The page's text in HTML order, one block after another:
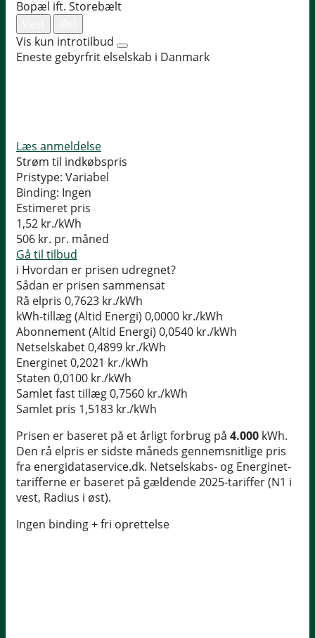
Bopæl ift. Storebælt
Vis kun introtilbud
Eneste gebyrfrit elselskab i Danmark
Læs anmeldelse
Strøm til indkøbspris
Pristype: Variabel
Binding: Ingen
Estimeret pris
1,52 kr./kWh
506 kr. pr. måned
Gå til tilbud
i Hvordan er prisen udregnet?
Sådan er prisen sammensat
Rå elpris 0,7623 kr./kWh
kWh-tillæg (Altid Energi) 0,0000 kr./kWh
Abonnement (Altid Energi) 0,0540 kr./kWh
Netselskabet0,4899 kr./kWh
Energinet0,2021 kr./kWh
Staten 0,0100 kr./kWh
Samlet fast tillæg0,7560 kr./kWh
Samlet pris 1,5183 kr./kWh
Prisen er baseret på et årligt forbrug på 4.000 kWh.
Den rå elpris er sidste måneds gennemsnitlige pris
fra energidataservice.dk. Netselskabs- og Energinet-
tarifferne er baseret på gældende 2025-tariffer (N1 i
vest, Radius i øst).
Ingen binding + fri oprettelse